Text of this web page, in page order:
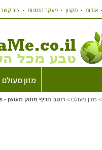
אודות תקנון מעקב הזמנות צור קשר
מזון מעולם
> מזון מעולם > רוטב חריף מתוק מעושן - Fynbos